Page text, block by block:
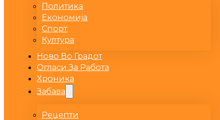
Политика
Економија
Спорт
Култура
Ново Во Градот
Огласи За Работа
Хроника
Забава
Рецепти